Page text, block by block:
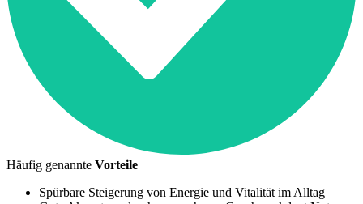
Häufig genannte Vorteile
Spürbare Steigerung von Energie und Vitalität im Alltag